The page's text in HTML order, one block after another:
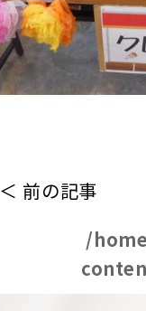
＜ 前の記事
/